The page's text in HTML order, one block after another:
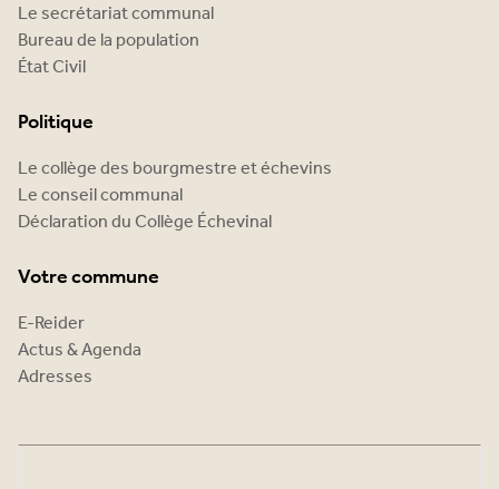
Le secrétariat communal
Bureau de la population
État Civil
Politique
Le collège des bourgmestre et échevins
Le conseil communal
Déclaration du Collège Échevinal
Votre commune
E-Reider
Actus & Agenda
Adresses